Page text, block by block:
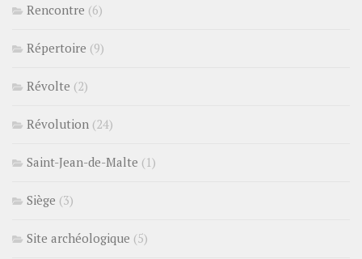
Rencontre (6)
Répertoire (9)
Révolte (2)
Révolution (24)
Saint-Jean-de-Malte (1)
Siège (3)
Site archéologique (5)